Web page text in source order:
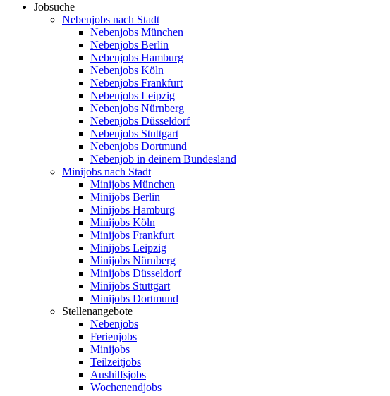
Jobsuche
Nebenjobs nach Stadt
Nebenjobs München
Nebenjobs Berlin
Nebenjobs Hamburg
Nebenjobs Köln
Nebenjobs Frankfurt
Nebenjobs Leipzig
Nebenjobs Nürnberg
Nebenjobs Düsseldorf
Nebenjobs Stuttgart
Nebenjobs Dortmund
Nebenjob in deinem Bundesland
Minijobs nach Stadt
Minijobs München
Minijobs Berlin
Minijobs Hamburg
Minijobs Köln
Minijobs Frankfurt
Minijobs Leipzig
Minijobs Nürnberg
Minijobs Düsseldorf
Minijobs Stuttgart
Minijobs Dortmund
Stellenangebote
Nebenjobs
Ferienjobs
Minijobs
Teilzeitjobs
Aushilfsjobs
Wochenendjobs